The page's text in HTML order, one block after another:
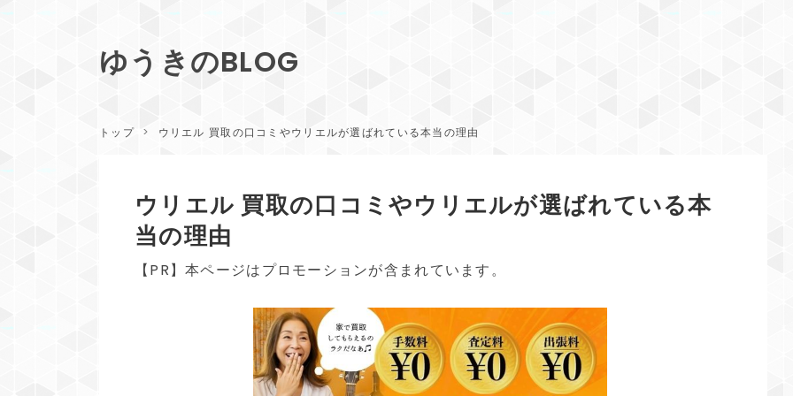
ゆうきのBLOG
トップ > ウリエル 買取の口コミやウリエルが選ばれている本当の理由
ウリエル 買取の口コミやウリエルが選ばれている本
当の理由
【PR】本ページはプロモーションが含まれています。